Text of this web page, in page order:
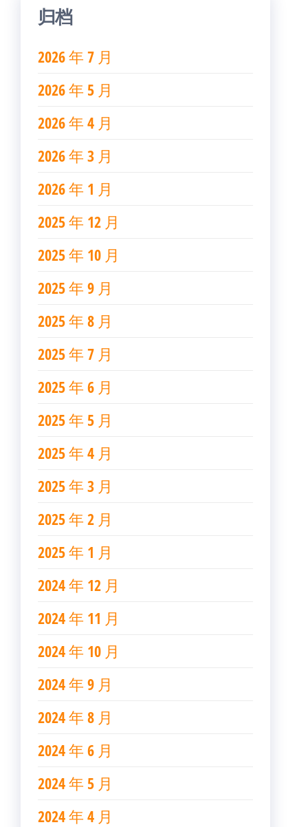
归档
2026 年 7 月
2026 年 5 月
2026 年 4 月
2026 年 3 月
2026 年 1 月
2025 年 12 月
2025 年 10 月
2025 年 9 月
2025 年 8 月
2025 年 7 月
2025 年 6 月
2025 年 5 月
2025 年 4 月
2025 年 3 月
2025 年 2 月
2025 年 1 月
2024 年 12 月
2024 年 11 月
2024 年 10 月
2024 年 9 月
2024 年 8 月
2024 年 6 月
2024 年 5 月
2024 年 4 月